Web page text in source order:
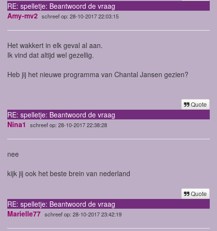
RE: spelletje: Beantwoord de vraag
Amy-mv2 schreef op: 28-10-2017 22:03:15
Het wakkert in elk geval al aan.
Ik vind dat altijd wel gezellig.
Heb jij het nieuwe programma van Chantal Jansen gezien?
Quote
RE: spelletje: Beantwoord de vraag
Nina1
schreef op: 28-10-2017 22:38:28
nee
kijk jij ook het beste brein van nederland
Quote
RE: spelletje: Beantwoord de vraag
Marielle77 schreef op: 28-10-2017 23:42:19